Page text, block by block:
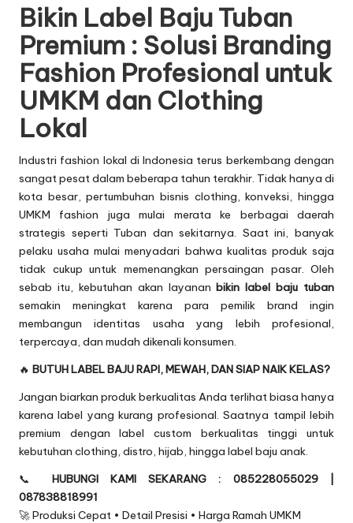
Bikin Label Baju Tuban
Premium : Solusi Branding
Fashion Profesional untuk
UMKM dan Clothing
Lokal
Industri fashion lokal di Indonesia terus berkembang dengan
sangat pesat dalam beberapa tahun terakhir. Tidak hanya di
kota besar, pertumbuhan bisnis clothing, konveksi, hingga
UMKM fashion juga mulai merata ke berbagai daerah
strategis seperti Tuban dan sekitarnya. Saat ini, banyak
pelaku usaha mulai menyadari bahwa kualitas produk saja
tidak cukup untuk memenangkan persaingan pasar. Oleh
sebab itu, kebutuhan akan layananbikin label baju tuban
semakin meningkat karena para pemilik brand ingin
membangun identitas usaha yang lebih profesional,
terpercaya, dan mudah dikenali konsumen.
🔥 BUTUH LABEL BAJU RAPI, MEWAH, DAN SIAP NAIK KELAS?
Jangan biarkan produk berkualitas Anda terlihat biasa hanya
karena label yang kurang profesional. Saatnya tampil lebih
premium dengan label custom berkualitas tinggi untuk
kebutuhan clothing, distro, hijab, hingga label baju anak.
📞 HUBUNGI KAMI SEKARANG : 085228055029 |
087838818991
🚀 Produksi Cepat • Detail Presisi • Harga Ramah UMKM